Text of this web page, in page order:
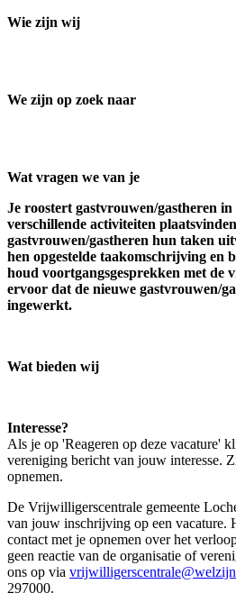
Wie zijn wij
We zijn op zoek naar
Wat vragen we van je
Je roostert gastvrouwen/gastheren
verschillende activiteiten
gastvrouwen/gastheren hun taken
hen opgestelde taakomschrijving en
houd voortgangsgesprekken met de
ervoor dat de nieuwe gastvrouwen/
ingewerkt.
Wat bieden wij
Interesse?
Als je op 'Reageren op deze vacature'
vereniging bericht van jouw interesse.
opnemen.
De Vrijwilligerscentrale gemeente
van jouw inschrijving op een vacature.
contact met je opnemen over het
geen reactie van de organisatie of
ons op via
297000.